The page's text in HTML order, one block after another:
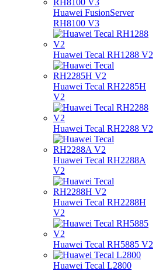
Huawei FusionServer
RH8100 V3
Huawei Tecal RH1288 V2
Huawei Tecal RH2285H
V2
Huawei Tecal RH2288 V2
Huawei Tecal RH2288A
V2
Huawei Tecal RH2288H
V2
Huawei Tecal RH5885 V2
Huawei Tecal L2800